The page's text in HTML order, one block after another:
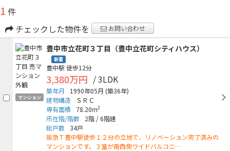
1 件
チェックした物件を
お問い合わせ
マンション
豊中市立花町３丁目（豊中立花町シティハウス）
新着
豊中駅 徒歩12分
3,380万円 / 3LDK
築年月 1990年05月 (築36年)
建物構造
ＳＲＣ
専有面積
78.20m2
所在階/階数 2階 /6階建
総戸数 34戸
阪急Ｔ豊中駅徒歩１２分の立地で、リノベーション完了済みの
マンションです。３室が南西側ワイドバルコニ…